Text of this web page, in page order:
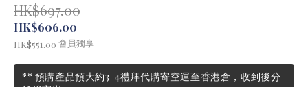
HK$697.00
HK$606.00
HK$551.00 會員獨享
** 預購產品預大約3-4禮拜代購寄空運至香港倉，收到後分